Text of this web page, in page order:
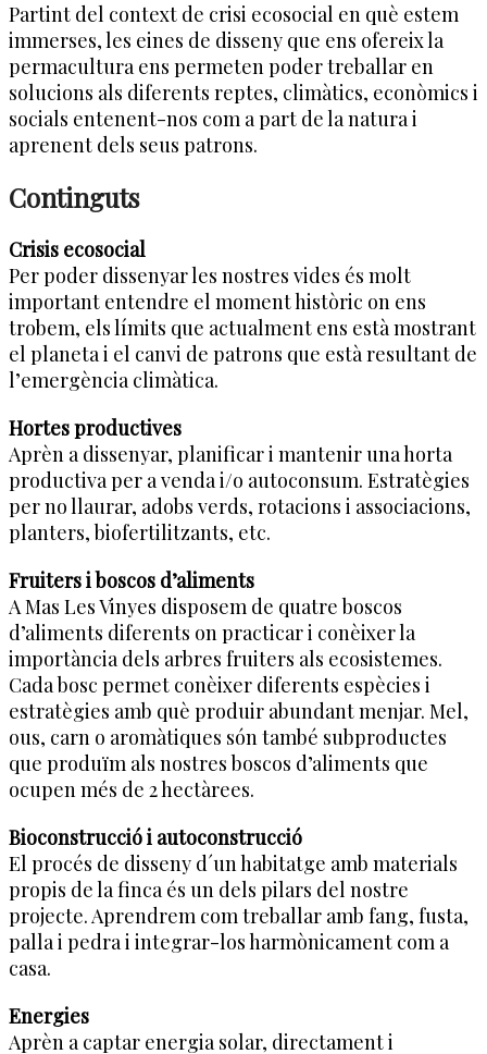
Partint del context de crisi ecosocial en què estem
immerses, les eines de disseny que ens ofereix la
permacultura ens permeten poder treballar en
solucions als diferents reptes, climàtics, econòmics i
socials entenent-nos com a part de la natura i
aprenent dels seus patrons.
Continguts
Crisis ecosocial
Per poder dissenyar les nostres vides és molt
important entendre el moment històric on ens
trobem, els límits que actualment ens està mostrant
el planeta i el canvi de patrons que està resultant de
l’emergència climàtica.
Hortes productives
Aprèn a dissenyar, planificar i mantenir una horta
productiva per a venda i/o autoconsum. Estratègies
per no llaurar, adobs verds, rotacions i associacions,
planters, biofertilitzants, etc.
Fruiters i boscos d’aliments
A Mas Les Vinyes disposem de quatre boscos
d’aliments diferents on practicar i conèixer la
importància dels arbres fruiters als ecosistemes.
Cada bosc permet conèixer diferents espècies i
estratègies amb què produir abundant menjar. Mel,
ous, carn o aromàtiques són també subproductes
que produïm als nostres boscos d’aliments que
ocupen més de 2 hectàrees.
Bioconstrucció i autoconstrucció
El procés de disseny d´un habitatge amb materials
propis de la finca és un dels pilars del nostre
projecte. Aprendrem com treballar amb fang, fusta,
palla i pedra i integrar-los harmònicament com a
casa.
Energies
Aprèn a captar energia solar, directament i